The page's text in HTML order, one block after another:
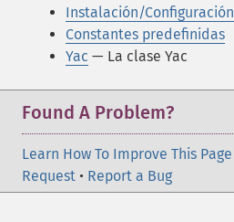
Instalación/Configuración
Constantes predefinidas
Yac — La clase Yac
Found A Problem?
Learn How To Improve This Page
Request • Report a Bug